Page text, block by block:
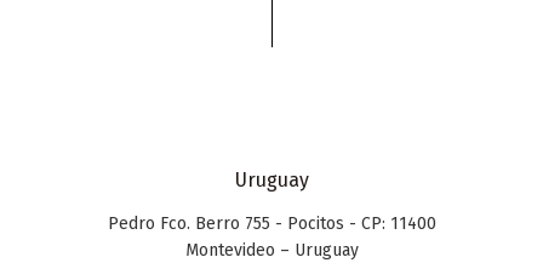
Uruguay
Pedro Fco. Berro 755 - Pocitos - CP: 11400
Montevideo – Uruguay